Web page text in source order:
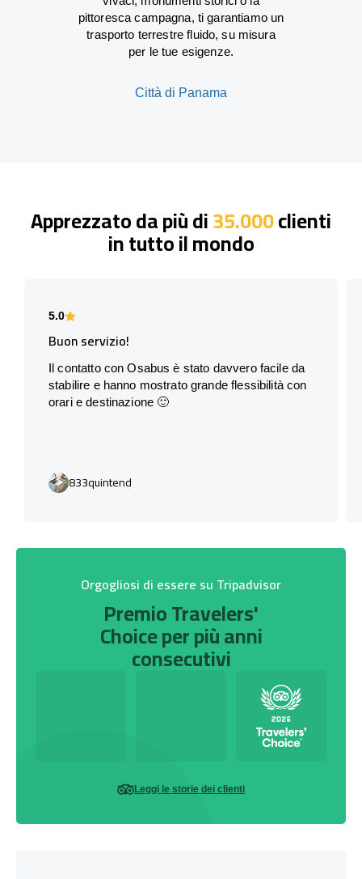
pittoresca campagna, ti garantiamo un
trasporto terrestre fluido, su misura
per le tue esigenze.
Città di Panama
Apprezzato da più di35.000clienti
in tutto il mondo
5.0
Buon servizio!
Il contatto con Osabus è stato davvero facile da
stabilire e hanno mostrato grande flessibilità con
orari e destinazione 🙂
833quintend
Orgogliosi di essere su Tripadvisor
Premio Travelers'
Choice per più anni
consecutivi
Leggi le storie dei clienti